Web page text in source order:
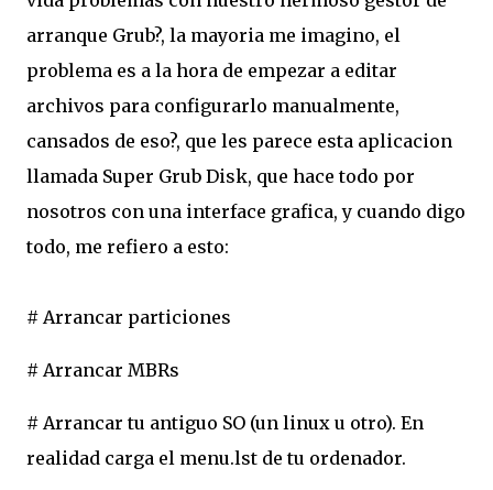
arranque Grub?, la mayoria me imagino, el
problema es a la hora de empezar a editar
archivos para configurarlo manualmente,
cansados de eso?, que les parece esta aplicacion
llamada Super Grub Disk, que hace todo por
nosotros con una interface grafica, y cuando digo
todo, me refiero a esto:
# Arrancar particiones
# Arrancar MBRs
# Arrancar tu antiguo SO (un linux u otro). En
realidad carga el menu.lst de tu ordenador.